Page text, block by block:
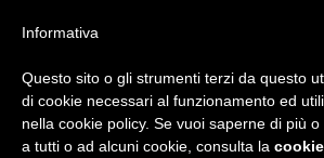
Informativa
Questo sito o gli strumenti terzi da questo
di cookie necessari al funzionamento ed
nella cookie policy. Se vuoi saperne di più
a tutti o ad alcuni cookie, consulta la